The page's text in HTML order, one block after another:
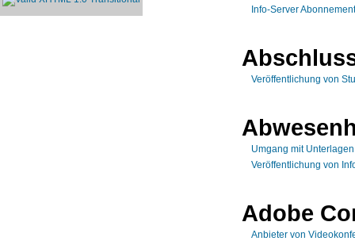
Info-Server Abonnement
Veröffentlichung von
Umgang mit
Veröffentlichung von
Adobe
Anbieter von